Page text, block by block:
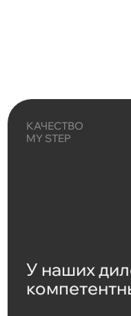
КАЧЕСТВО
MY STEP
У наших